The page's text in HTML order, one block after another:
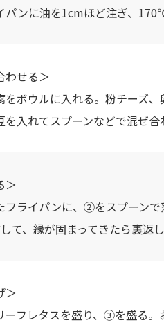
パンに油を1cmほど注ぎ、
わせる＞
ボウルに入れる。粉チーズ
を入れてスプーンなどで混ぜ合
＞
フライパンに、②をスプーンで
て、縁が固まってきたら裏返
＞
ーフレタスを盛り、③を盛る。